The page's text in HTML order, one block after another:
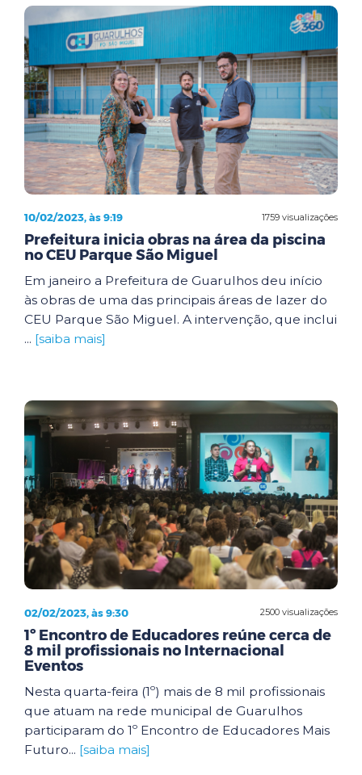
1759 visualizações
10/02/2023, às 9:19
Prefeitura inicia obras na área da piscina
no CEU Parque São Miguel
Em janeiro a Prefeitura de Guarulhos deu início
às obras de uma das principais áreas de lazer do
CEU Parque São Miguel. A intervenção, que inclui
... [saiba mais]
2500 visualizações
02/02/2023, às 9:30
1º Encontro de Educadores reúne cerca de
8 mil profissionais no Internacional
Eventos
Nesta quarta-feira (1º) mais de 8 mil profissionais
que atuam na rede municipal de Guarulhos
participaram do 1º Encontro de Educadores Mais
Futuro... [saiba mais]